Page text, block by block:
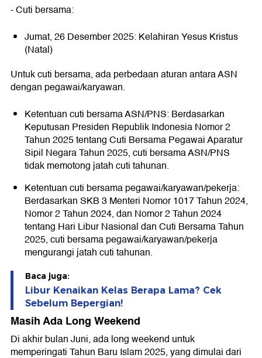
- Cuti bersama:
Jumat, 26 Desember 2025: Kelahiran Yesus Kristus
(Natal)
Untuk cuti bersama, ada perbedaan aturan antara ASN
dengan pegawai/karyawan.
Ketentuan cuti bersama ASN/PNS: Berdasarkan
Keputusan Presiden Republik Indonesia Nomor 2
Tahun 2025 tentang Cuti Bersama Pegawai Aparatur
Sipil Negara Tahun 2025, cuti bersama ASN/PNS
tidak memotong jatah cuti tahunan.
Ketentuan cuti bersama pegawai/karyawan/pekerja:
Berdasarkan SKB 3 Menteri Nomor 1017 Tahun 2024,
Nomor 2 Tahun 2024, dan Nomor 2 Tahun 2024
tentang Hari Libur Nasional dan Cuti Bersama Tahun
2025, cuti bersama pegawai/karyawan/pekerja
mengurangi jatah cuti tahunan.
Baca juga:
Libur Kenaikan Kelas Berapa Lama? Cek
Sebelum Bepergian!
Masih Ada Long Weekend
Di akhir bulan Juni, ada long weekend untuk
memperingati Tahun Baru Islam 2025, yang dimulai dari